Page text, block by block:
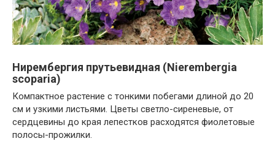
Нирембергия прутьевидная (Nierembergia
scoparia)
Компактное растение с тонкими побегами длиной до 20
см и узкими листьями. Цветы светло-сиреневые, от
сердцевины до края лепестков расходятся фиолетовые
полосы-прожилки.